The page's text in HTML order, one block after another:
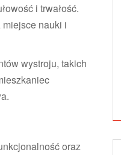
i trwałość.
nauki i
wystroju, takich
oraz